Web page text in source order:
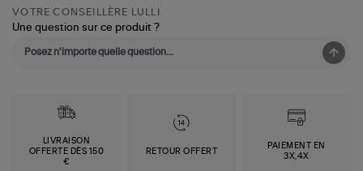
VOTRE CONSEILLÈRE LULLI
Une question sur ce produit ?
LIVRAISON
OFFERTE DÈS 150
€
RETOUR OFFERT
PAIEMENT EN
3X,4X